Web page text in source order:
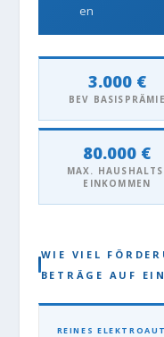
en
3.000 €
BEV BASIS­PRÄMIE
80.000 €
MAX.
EINKOMMEN
WIE VIEL
BETRÄGE AUF
REINES